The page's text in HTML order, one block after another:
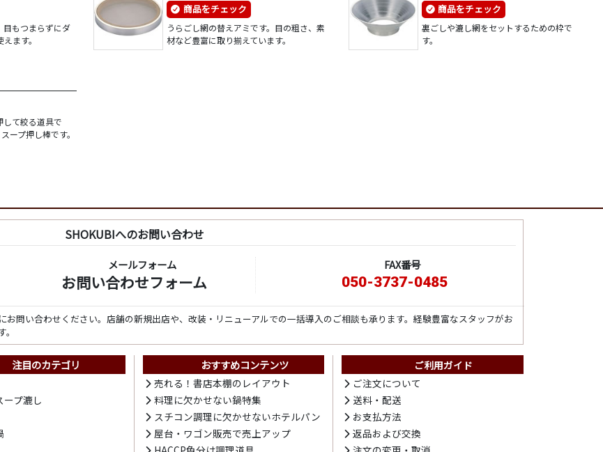
目もつまらずにダ
ます。
商品をチェック
うらごし網の替えアミです。目の粗さ、素
材など豊富に取り揃えています。
商品をチェック
裏ごしや漉し網をセットするための枠で
す。
して絞る道具で
ープ押し棒です。
SHOKUBIへのお問い合わせ
メールフォーム
お問い合わせフォーム
FAX番号
050-3737-0485
問い合わせください。店舗の新規出店や、改装・リニューアルでの一括導入のご相談も承ります。経験豊富なスタッフがお
注目のカテゴリ
ープ漉し
おすすめコンテンツ
売れる！書店本棚のレイアウト
料理に欠かせない鍋特集
スチコン調理に欠かせないホテルパン
屋台・ワゴン販売で売上アップ
ご利用ガイド
ご注文について
送料・配送
お支払方法
返品および交換